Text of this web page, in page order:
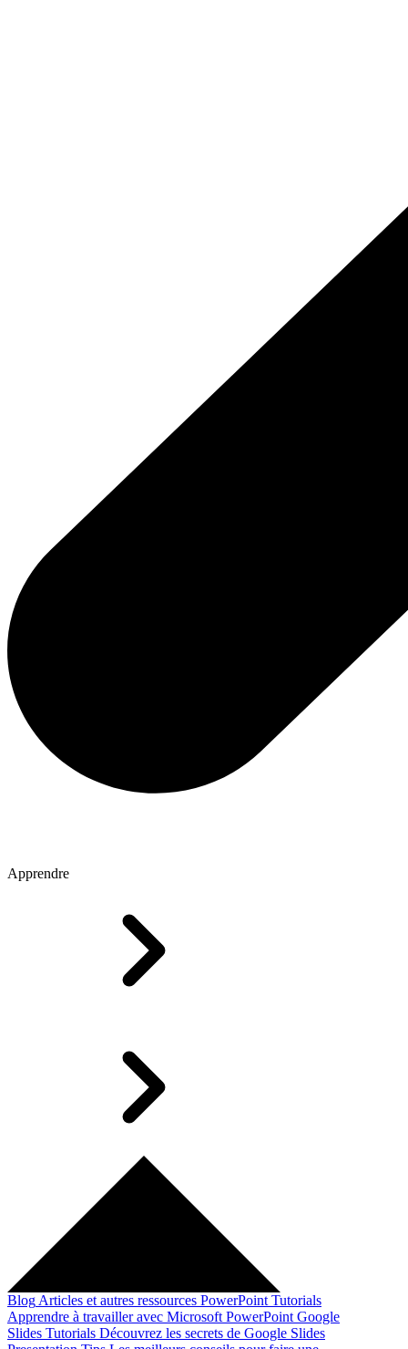
Apprendre
Blog Articles et autres ressources PowerPoint Tutorials
Apprendre à travailler avec Microsoft PowerPoint Google
Slides Tutorials Découvrez les secrets de Google Slides